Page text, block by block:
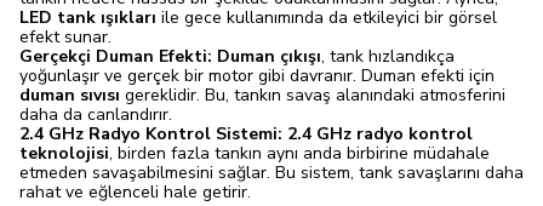
LED tank ışıkları ile gece kullanımında da etkileyici bir görsel
efekt sunar.
Gerçekçi Duman Efekti: Duman çıkışı, tank hızlandıkça
yoğunlaşır ve gerçek bir motor gibi davranır. Duman efekti için
duman sıvısı gereklidir. Bu, tankın savaş alanındaki atmosferini
daha da canlandırır.
2.4 GHz Radyo Kontrol Sistemi: 2.4 GHz radyo kontrol
teknolojisi, birden fazla tankın aynı anda birbirine müdahale
etmeden savaşabilmesini sağlar. Bu sistem, tank savaşlarını daha
rahat ve eğlenceli hale getirir.